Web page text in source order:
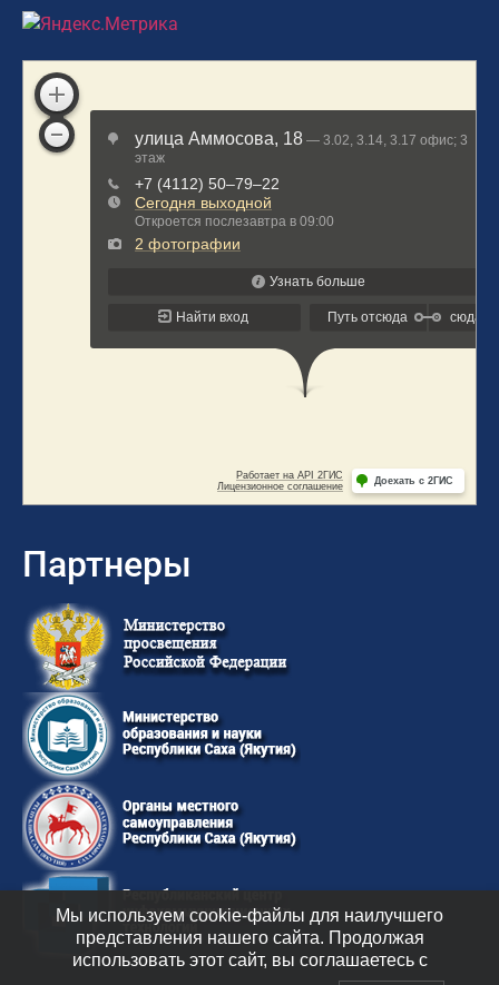
Партнеры
Мы используем cookie-файлы для наилучшего
представления нашего сайта. Продолжая
использовать этот сайт, вы соглашаетесь с